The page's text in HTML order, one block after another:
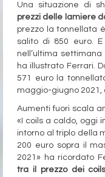
Una situazione di
prezzi delle lamiere
prezzo la tonnellata
salito di 850 euro.
nell’ultima
ha illustrato Ferrari.
571 euro la
maggio-giugno 2021,
Aumenti fuori scala
«I coils a caldo, oggi
intorno al triplo della
200 euro sopra il
2021» ha ricordato
tra il prezzo dei